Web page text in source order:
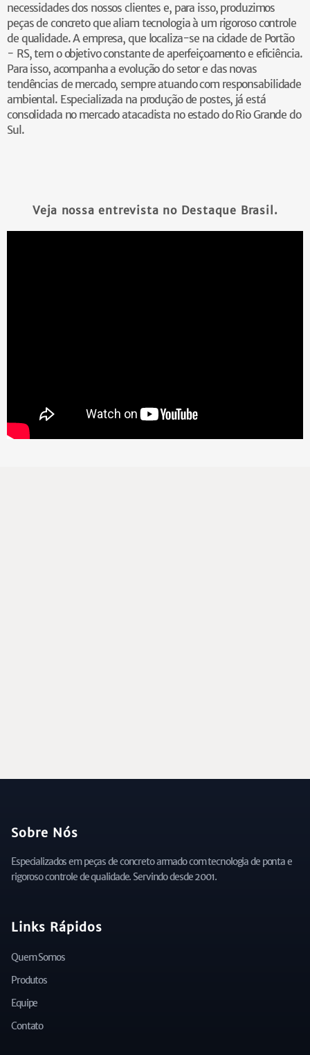
necessidades dos nossos clientes e, para isso, produzimos
peças de concreto que aliam tecnologia à um rigoroso controle
de qualidade. A empresa, que localiza-se na cidade de Portão
- RS, tem o objetivo constante de aperfeiçoamento e eficiência.
Para isso, acompanha a evolução do setor e das novas
tendências de mercado, sempre atuando com responsabilidade
ambiental. Especializada na produção de postes, já está
consolidada no mercado atacadista no estado do Rio Grande do
Sul.
Veja nossa entrevista no Destaque Brasil.
Sobre Nós
Especializados em peças de concreto armado com tecnologia de ponta e
rigoroso controle de qualidade. Servindo desde 2001.
Links Rápidos
Quem Somos
Produtos
Equipe
Contato